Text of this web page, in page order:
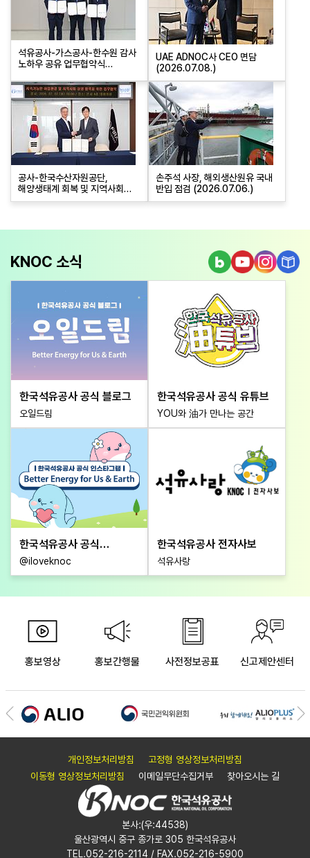
석유공사-가스공사-한수원 감사
노하우 공유 업무협약식
UAE ADNOC사 CEO 면담
(2026.07.08.)
공사-한국수산자원공단,
해양생태계 회복 및 지역사회
상생 위한 업무협약 체결
손주석 사장, 해외생산원유 국내
반입 점검 (2026.07.06.)
KNOC 소식 블로그 바로가기
유튜브 바로가기
인스타그램
전자사
한국석유공사 공식 블로그
오일드림
한국석유공사 공식 유튜브
YOU와 油가 만나는 공간
한국석유공사 공식
인스타그램
@iloveknoc
한국석유공사 전자사보
석유사랑
홍보영상 홍보간행물 사전정보공표 신고제안센터
이전으로 다
개인정보처리방침
고정형 영상정보처리방침
이동형 영상정보처리방침
이메일무단수집거부 찾아오시는 길
본사:(우:44538)
울산광역시 중구 종가로 305 한국석유공사
TEL.052-216-2114 / FAX.052-216-5900